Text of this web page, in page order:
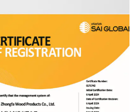
chinoise du parfum. Elle
« MESCENTE » et la marque
de design professionnelle
de marque personnalisées
de 8 000 mètres carrés
de production automatisées,
produit qui transmettent